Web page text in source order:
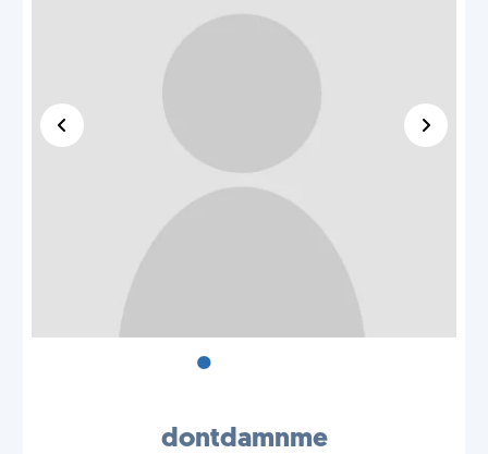
•
dontdamnme